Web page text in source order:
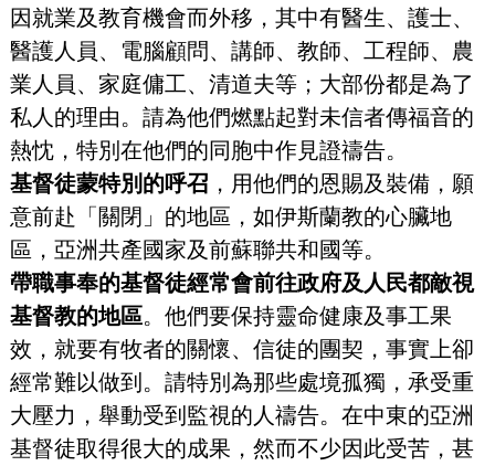
因就業及教育機會而外移，其中有醫生、護士、
醫護人員、電腦顧問、講師、教師、工程師、農
業人員、家庭傭工、清道夫等；大部份都是為了
私人的理由。請為他們燃點起對未信者傳福音的
熱忱，特別在他們的同胞中作見證禱告。
基督徒蒙特別的呼召 ，用他們的恩賜及裝備，願
意前赴「關閉」的地區，如伊斯蘭教的心臟地
區，亞洲共產國家及前蘇聯共和國等。
帶職事奉的基督徒經常會前往政府及人民都敵視
基督教的地區。他們要保持靈命健康及事工果
效，就要有牧者的關懷、信徒的團契，事實上卻
經常難以做到。請特別為那些處境孤獨，承受重
大壓力，舉動受到監視的人禱告。在中東的亞洲
基督徒取得很大的成果，然而不少因此受苦，甚